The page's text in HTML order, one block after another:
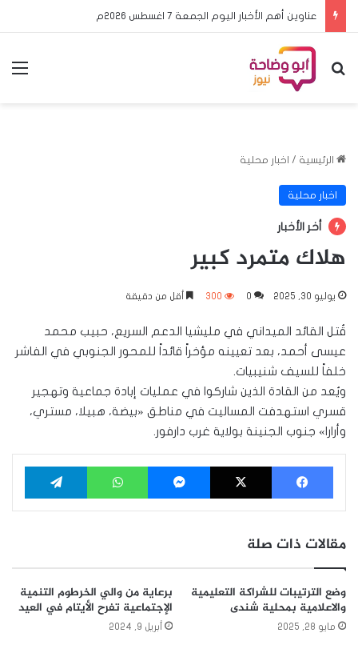
عناوين أهم الأخبار اليوم الجمعة ٧ اغسطس ٢٠٢٦م
بحث عن
الرئيسية / اخبار محلية
اخبار محلية
أخر الأخبار
هلاك متمرد كبير
يوليو 30, 2025 0
300 أقل من دقيقة
قُتل القائد الميداني في مليشيا الدعم السريع، حبيب محمد
عيسى أحمد، بعد تعيينه مؤخراً قائداً للمحور الجنوبي في الفاشر
خلفاً للسيف شنيبيات.
ويُعد من القادة الذين شاركوا في عمليات إبادة جماعية وتهجير
قسري استهدفت المساليت في مناطق «بيضة، هبيلا، مستري،
وأرارا» جنوب الجنينة بولاية غرب دارفور.
فيسبوك ‫X ماسنجر واتساب
مقالات ذات صلة
وضع الترتيبات للشراكة التعليمية
والاعلامية بمحلية شندى
مايو 28, 2025
برعاية من والي الخرطوم التنمية
الإجتماعية تفرح الأيتام في العيد
أبريل 9, 2024